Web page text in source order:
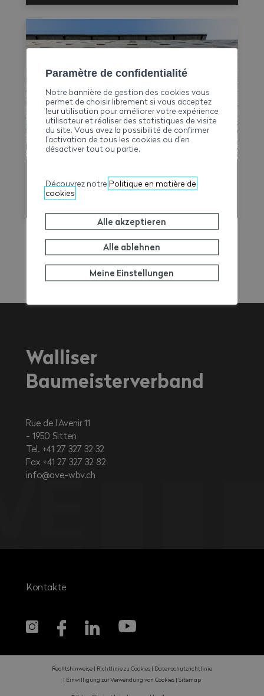
Mitglied werden
Walliser
Baumeisterverband
Rue de l’Avenir 11
1950 Sitten
Tel. +41 27 327 32 32
Fax +41 27 327 32 82
info@ave-wbv.ch
Kontakte
Rechtshinweise Richtlinie zu Cookies
Datenschutzrichtlinie
Einwilligung zur Verwendung von Cookies Sitemap
Paramètre de confidentialité
Notre bannière de gestion des cookies vous
permet de choisir librement si vous acceptez
leur utilisation pour améliorer votre expérience
utilisateur et réaliser des statistiques de visite
du site. Vous avez la possibilité de confirmer
l’activation de tous les cookies ou d’en
désactiver tout ou partie.
Découvrez notre Politique en matière de
cookies
Alle akzeptieren
Alle ablehnen
Meine Einstellungen